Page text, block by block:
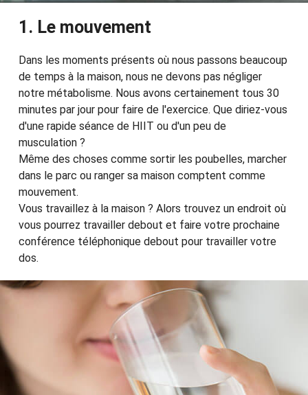
1. Le mouvement
Dans les moments présents où nous passons beaucoup
de temps à la maison, nous ne devons pas négliger
notre métabolisme. Nous avons certainement tous 30
minutes par jour pour faire de l'exercice. Que diriez-vous
d'une rapide séance de HIIT ou d'un peu de
musculation ?
Même des choses comme sortir les poubelles, marcher
dans le parc ou ranger sa maison comptent comme
mouvement.
Vous travaillez à la maison ? Alors trouvez un endroit où
vous pourrez travailler debout et faire votre prochaine
conférence téléphonique debout pour travailler votre
dos.